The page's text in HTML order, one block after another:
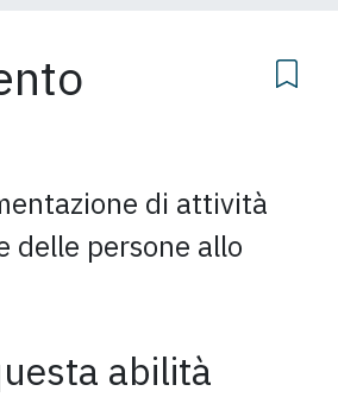
di attività
delle persone allo
abilità